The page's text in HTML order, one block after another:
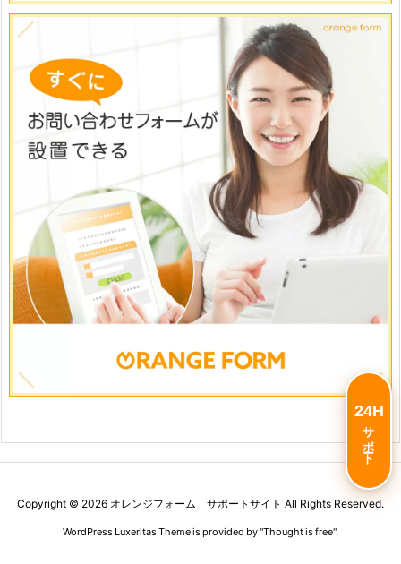
Copyright © 2026 オレンジフォーム サポートサイト All Rights Reserved.
WordPress Luxeritas Theme is provided by "Thought is free".
24H
サポート